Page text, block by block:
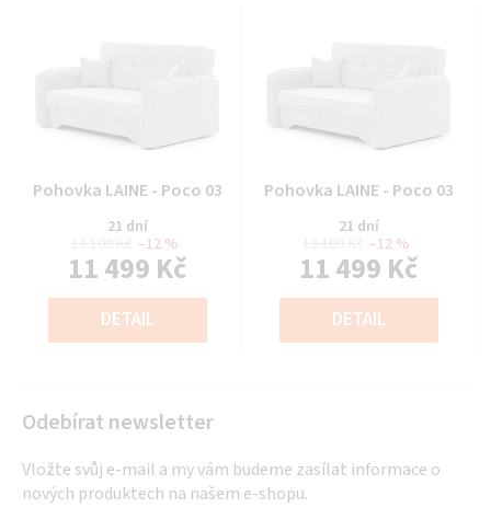
Průměrné
hodnocení
produktu
je
0,0
z
Pohovka LAINE - Poco 03
21 dní
–12 %
11 499 Kč
Měrná
cena:
DETAIL
Průměrné
hodnocení
produktu
je
0,0
z
Pohovka LAINE - Poco 03
21 dní
–12 %
11 499 Kč
Měrná
cena:
DETAIL
Odebírat newsletter
Vložte svůj e-mail a my vám budeme zasílat informace o
nových produktech na našem e-shopu.